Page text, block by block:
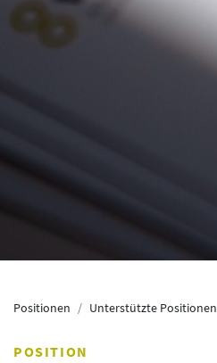
Positionen Unterstützte Positionen
POSITION